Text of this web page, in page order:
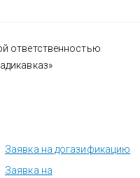
ответственностью
Заявка на догазификацию
Заявка на